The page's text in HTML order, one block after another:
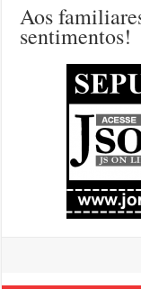
Aos
sentimentos!